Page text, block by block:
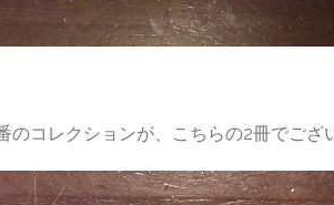
コレクションが、こちらの2冊でござ